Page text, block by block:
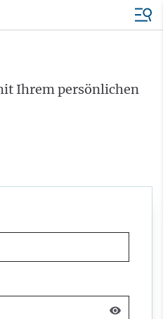
Ihrem persönlichen